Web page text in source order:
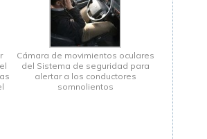
Cámara de movimientos oculares
del Sistema de seguridad para
alertar a los conductores
somnolientos